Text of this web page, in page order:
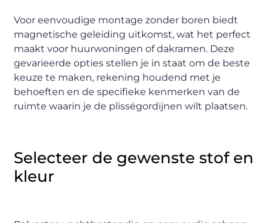
Voor eenvoudige montage zonder boren biedt
magnetische geleiding uitkomst, wat het perfect
maakt voor huurwoningen of dakramen. Deze
gevarieerde opties stellen je in staat om de beste
keuze te maken, rekening houdend met je
behoeften en de specifieke kenmerken van de
ruimte waarin je de plisségordijnen wilt plaatsen.
Selecteer de gewenste stof en
kleur